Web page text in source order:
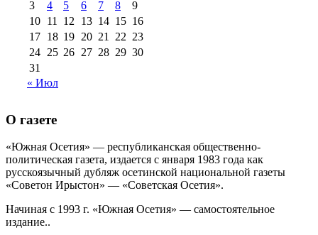
3
4 5 6 7 8
9
10 11 12 13 14 15 16
17 18 19 20 21 22 23
24 25 26 27 28 29 30
31
« Июл
О газете
«Южная Осетия» — республиканская общественно-
политическая газета, издается с января 1983 года как
русскоязычный дубляж осетинской национальной газеты
«Советон Ирыстон» — «Советская Осетия».
Начиная с 1993 г. «Южная Осетия» — самостоятельное
издание..